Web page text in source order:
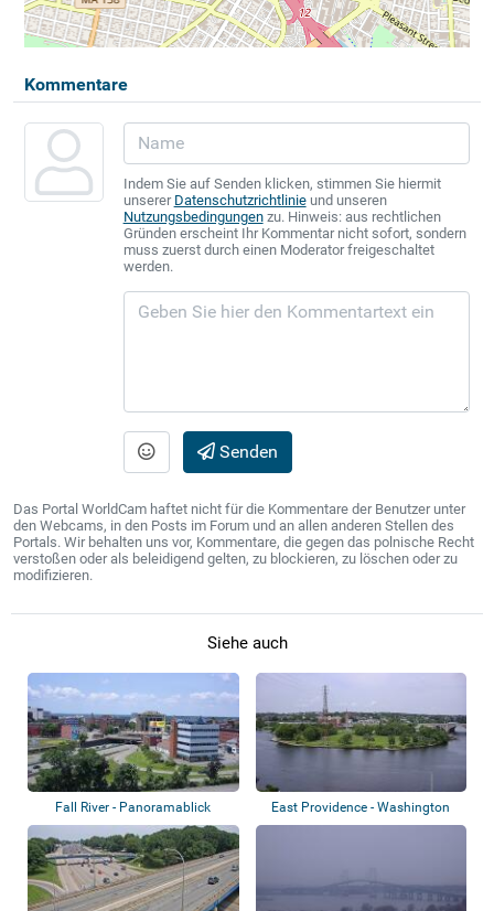
Kommentare
Indem Sie auf Senden klicken, stimmen Sie hiermit
unserer Datenschutzrichtlinieund unseren
Nutzungsbedingungenzu. Hinweis: aus rechtlichen
Gründen erscheint Ihr Kommentar nicht sofort, sondern
muss zuerst durch einen Moderator freigeschaltet
werden.
Senden
Das Portal WorldCam haftet nicht für die Kommentare der Benutzer unter
den Webcams, in den Posts im Forum und an allen anderen Stellen des
Portals. Wir behalten uns vor, Kommentare, die gegen das polnische Recht
verstoßen oder als beleidigend gelten, zu blockieren, zu löschen oder zu
modifizieren.
Siehe auch
Fall River - Panoramablick
East Providence - Washington
Bridge